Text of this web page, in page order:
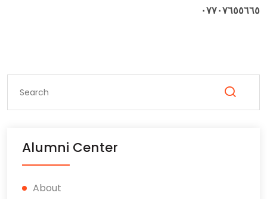
٠٧٧٠٧٦٥٥٦٦٥
Alumni Center
About